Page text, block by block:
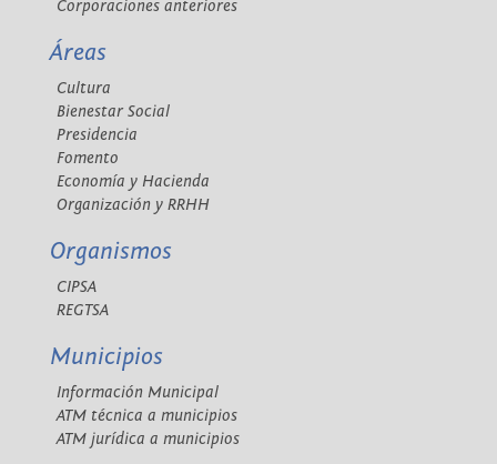
Corporaciones anteriores
Áreas
Cultura
Bienestar Social
Presidencia
Fomento
Economía y Hacienda
Organización y RRHH
Organismos
CIPSA
REGTSA
Municipios
Información Municipal
ATM técnica a municipios
ATM jurídica a municipios